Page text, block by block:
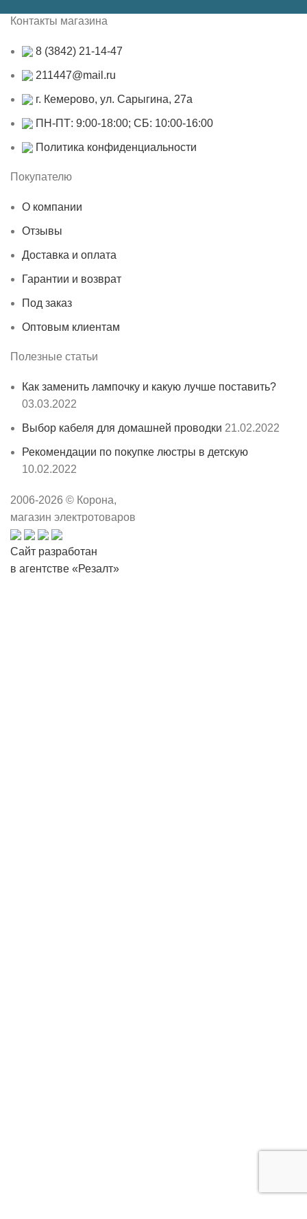
Контакты магазина
8 (3842) 21-14-47
211447@mail.ru
г. Кемерово, ул. Сарыгина, 27а
ПН-ПТ: 9:00-18:00; СБ: 10:00-16:00
Политика конфиденциальности
Покупателю
О компании
Отзывы
Доставка и оплата
Гарантии и возврат
Под заказ
Оптовым клиентам
Полезные статьи
Как заменить лампочку и какую лучше поставить?
03.03.2022
Выбор кабеля для домашней проводки 21.02.2022
Рекомендации по покупке люстры в детскую
10.02.2022
2006-2026 © Корона,
магазин электротоваров
Сайт разработан
в агентстве «Резалт»